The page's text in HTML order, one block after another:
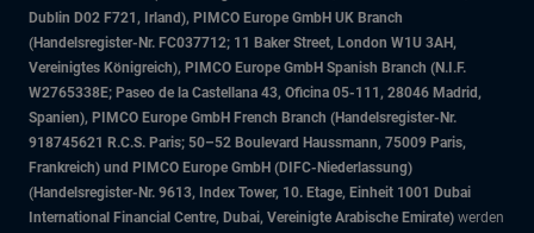
Dublin D02 F721, Irland), PIMCO Europe GmbH UK Branch
(Handelsregister-Nr. FC037712; 11 Baker Street, London W1U 3AH,
Vereinigtes Königreich), PIMCO Europe GmbH Spanish Branch (N.I.F.
W2765338E; Paseo de la Castellana 43, Oficina 05-111, 28046 Madrid,
Spanien), PIMCO Europe GmbH French Branch (Handelsregister-Nr.
918745621 R.C.S. Paris; 50–52 Boulevard Haussmann, 75009 Paris,
Frankreich) und PIMCO Europe GmbH (DIFC-Niederlassung)
(Handelsregister-Nr. 9613, Index Tower, 10. Etage, Einheit 1001 Dubai
International Financial Centre, Dubai, Vereinigte Arabische Emirate) werden